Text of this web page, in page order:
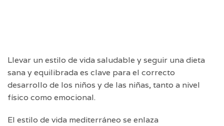
Llevar un estilo de vida saludable y seguir una dieta
sana y equilibrada es clave para el correcto
desarrollo de los niños y de las niñas, tanto a nivel
físico como emocional.
El estilo de vida mediterráneo se enlaza